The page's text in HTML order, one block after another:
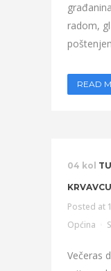
radom,
READ
04 kol
KRVAVCU
Posted at
Općina
Večeras